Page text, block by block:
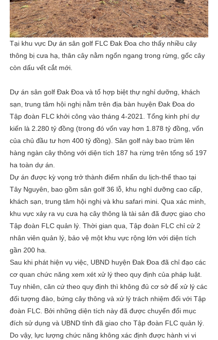
Tại khu vực Dự án sân golf FLC Đak Đoa cho thấy nhiều cây
thông bị cưa hạ, thân cây nằm ngổn ngang trong rừng, gốc cây
còn dấu vết cắt mới.
Dự án sân golf Đak Đoa và tổ hợp biệt thự nghỉ dưỡng, khách
sạn, trung tâm hội nghị nằm trên địa bàn huyện Đak Đoa do
Tập đoàn FLC khởi công vào tháng 4-2021. Tổng kinh phí dự
kiến là 2.280 tỷ đồng (trong đó vốn vay hơn 1.878 tỷ đồng, vốn
của chủ đầu tư hơn 400 tỷ đồng). Sân golf này bao trùm lên
hàng ngàn cây thông với diện tích 187 ha rừng trên tổng số 197
ha toàn dự án.
Dự án được kỳ vọng trở thành điểm nhấn du lịch-thể thao tại
Tây Nguyên, bao gồm sân golf 36 lỗ, khu nghỉ dưỡng cao cấp,
khách sạn, trung tâm hội nghị và khu safari mini. Qua xác minh,
khu vực xảy ra vụ cưa hạ cây thông là tài sản đã được giao cho
Tập đoàn FLC quản lý. Thời gian qua, Tập đoàn FLC chỉ cử 2
nhân viên quản lý, bảo vệ một khu vực rộng lớn với diện tích
gần 200 ha.
Sau khi phát hiện vụ việc, UBND huyện Đak Đoa đã chỉ đạo các
cơ quan chức năng xem xét xử lý theo quy định của pháp luật.
Tuy nhiên, căn cứ theo quy định thì không đủ cơ sở để xử lý các
đối tượng đào, bứng cây thông và xử lý trách nhiệm đối với Tập
đoàn FLC. Bởi những diện tích này đã được chuyển đổi mục
đích sử dụng và UBND tỉnh đã giao cho Tập đoàn FLC quản lý.
Do vậy, lực lượng chức năng không xác định được hành vi vi